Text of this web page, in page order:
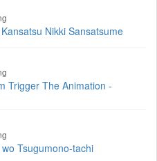
Nikki Sansatsume
Trigger The Animation -
Tsugumono-tachi